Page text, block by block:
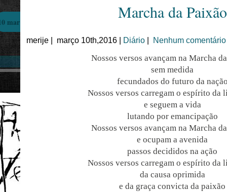
Marcha da Paixão
mar
merije | março 10th,2016 | Diário Nenhum
Nossos versos avançam na Marcha
sem medida
fecundados do futuro da
Nossos versos carregam o espírito da
e seguem a vida
lutando por emancipação
Nossos versos avançam na Marcha
e ocupam a avenida
passos decididos na ação
Nossos versos carregam o espírito da
da causa oprimida
e da graça convicta da paixão